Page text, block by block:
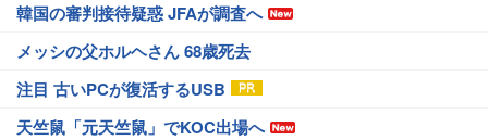
韓国の審判接待疑惑 JFAが調査へ
メッシの父ホルヘさん 68歳死去
注目 古いPCが復活するUSB
天竺鼠「元天竺鼠」でKOC出場へ